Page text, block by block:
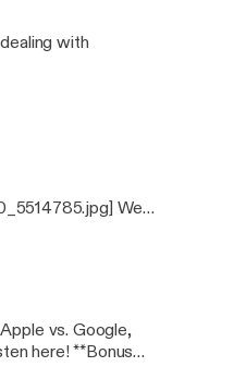
with
We
vs. Google,
**Bonus